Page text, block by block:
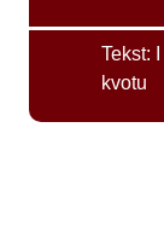
Tekst:
kvotu